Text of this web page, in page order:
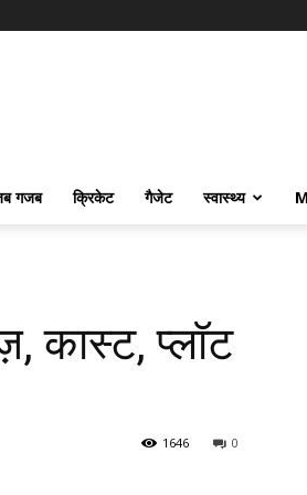
गजब क्रिकेट गैजेट स्वास्थ्य
कास्ट, प्लॉट
0
1646